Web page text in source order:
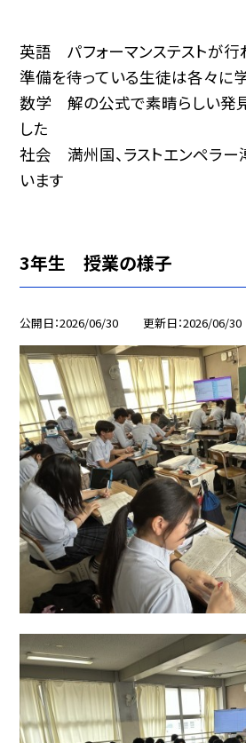
英語 パフォーマンステストが行
準備を待っている生徒は各々に
数学 解の公式で素晴らしい発
した
社会 満州国、ラストエンペラー
います
3年生 授業の様子
公開日 2026/06/30 更新日 2026/06/30